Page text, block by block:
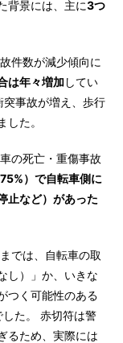
背景には、主に3つ
件数が減少傾向に
は年々増加してい
突事故が増え、歩行
た。
の死亡・重傷事故
）で自転車側に
止など）があった
では、自転車の取
し）」か、いきな
つく可能性のある
た。 赤切符は警
るため、実際には